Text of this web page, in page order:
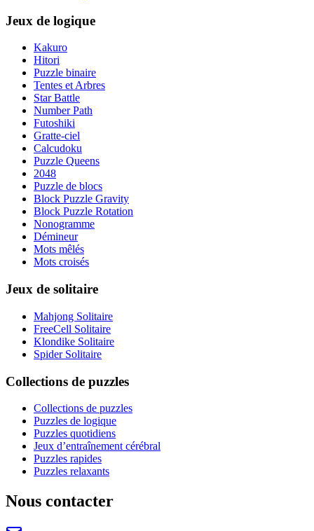
Jeux de logique
Kakuro
Hitori
Puzzle binaire
Tentes et Arbres
Star Battle
Number Path
Futoshiki
Gratte-ciel
Calcudoku
Puzzle Queens
2048
Puzzle de blocs
Block Puzzle Gravity
Block Puzzle Rotation
Nonogramme
Démineur
Mots mêlés
Mots croisés
Jeux de solitaire
Mahjong Solitaire
FreeCell Solitaire
Klondike Solitaire
Spider Solitaire
Collections de puzzles
Collections de puzzles
Puzzles de logique
Puzzles quotidiens
Jeux d’entraînement cérébral
Puzzles rapides
Puzzles relaxants
Nous contacter